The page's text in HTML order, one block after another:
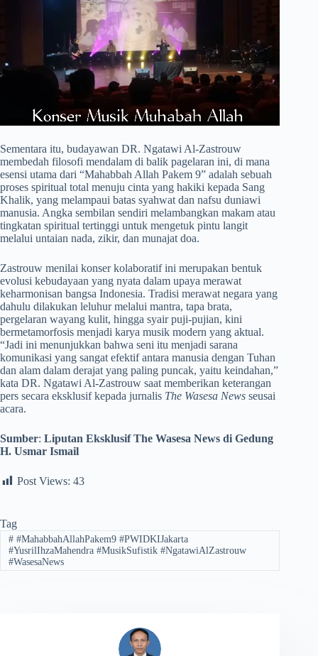
​Sementara itu, budayawan DR. Ngatawi Al-Zastrouw
membedah filosofi mendalam di balik pagelaran ini, di mana
esensi utama dari “Mahabbah Allah Pakem 9” adalah sebuah
proses spiritual total menuju cinta yang hakiki kepada Sang
Khalik, yang melampaui batas syahwat dan nafsu duniawi
manusia. Angka sembilan sendiri melambangkan makam atau
tingkatan spiritual tertinggi untuk mengetuk pintu langit
melalui untaian nada, zikir, dan munajat doa.
​Zastrouw menilai konser kolaboratif ini merupakan bentuk
evolusi kebudayaan yang nyata dalam upaya merawat
keharmonisan bangsa Indonesia. Tradisi merawat negara yang
dahulu dilakukan leluhur melalui mantra, tapa brata,
pergelaran wayang kulit, hingga syair puji-pujian, kini
bermetamorfosis menjadi karya musik modern yang aktual.
“Jadi ini menunjukkan bahwa seni itu menjadi sarana
komunikasi yang sangat efektif antara manusia dengan Tuhan
dan alam dalam derajat yang paling puncak, yaitu keindahan,”
kata DR. Ngatawi Al-Zastrouw saat memberikan keterangan
pers secara eksklusif kepada jurnalis The Wasesa News seusai
acara.
Sumber: Liputan Eksklusif The Wasesa News di Gedung
H. Usmar Ismail
Post Views: 43
Tag
##MahabbahAllahPakem9 #PWIDKIJakarta
#YusrilIhzaMahendra #MusikSufistik #NgatawiAlZastrouw
#WasesaNews